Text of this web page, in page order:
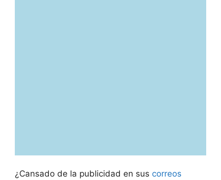
¿Cansado de la publicidad en sus correos